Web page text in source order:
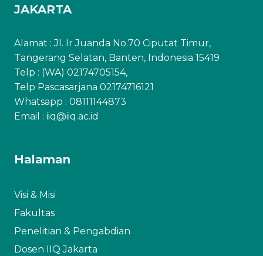
JAKARTA
Alamat : Jl. Ir Juanda No.70 Ciputat Timur,
Tangerang Selatan, Banten, Indonesia 15419
Telp : (WA) 02174705154,
Telp Pascasarjana 02174716121
Whatsapp : 08111144873
Email : iiq@iiq.ac.id
Halaman
Visi & Misi
Fakultas
Penelitian & Pengabdian
Dosen IIQ Jakarta